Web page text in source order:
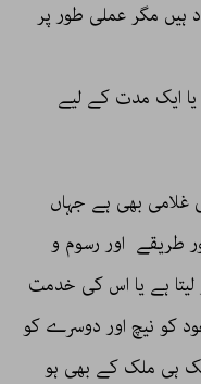
ہیں مگر عملی طور پر
ایک مدت کے لیے
غلامی بھی ہے جہاں
اور رسوم و
ہے یا اس کی خدمت
خود کو نیچ اور دوسرے کو
ہی ملک کے بھی ہو